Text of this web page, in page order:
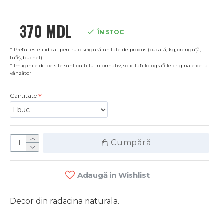
370 MDL ÎN STOC
* Prețul este indicat pentru o singură unitate de produs (bucată, kg, crenguță,
tufiș, buchet)
* Imaginile de pe site sunt cu titlu informativ, solicitați fotografiile originale de la
vânzător
Cantitate
Cumpără
Adaugă in Wishlist
Decor din radacina naturala.